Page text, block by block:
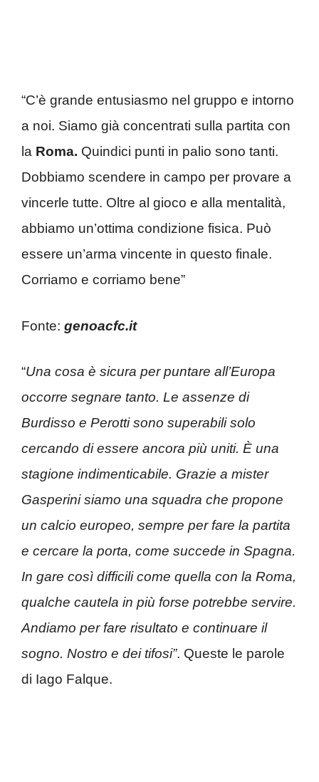
“C’è grande entusiasmo nel gruppo e intorno
a noi. Siamo già concentrati sulla partita con
la Roma. Quindici punti in palio sono tanti.
Dobbiamo scendere in campo per provare a
vincerle tutte. Oltre al gioco e alla mentalità,
abbiamo un’ottima condizione fisica. Può
essere un’arma vincente in questo finale.
Corriamo e corriamo bene”
Fonte: genoacfc.it
“Una cosa è sicura per puntare all’Europa
occorre segnare tanto. Le assenze di
Burdisso e Perotti sono superabili solo
cercando di essere ancora più uniti. È una
stagione indimenticabile. Grazie a mister
Gasperini siamo una squadra che propone
un calcio europeo, sempre per fare la partita
e cercare la porta, come succede in Spagna.
In gare così difficili come quella con la Roma,
qualche cautela in più forse potrebbe servire.
Andiamo per fare risultato e continuare il
sogno. Nostro e dei tifosi”. Queste le parole
di Iago Falque.